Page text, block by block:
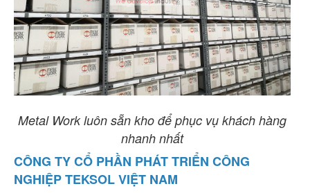
Metal Work luôn sẵn kho để phục vụ khách hàng
nhanh nhất
CÔNG TY CỔ PHẦN PHÁT TRIỂN CÔNG
NGHIỆP TEKSOL VIỆT NAM